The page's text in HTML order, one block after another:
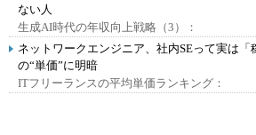
ない人
生成AI時代の年収向上戦略（3）：
ネットワークエンジニア、社内SEって実は
の“単価”に明暗
ITフリーランスの平均単価ランキング：